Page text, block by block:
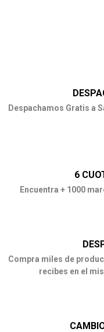
Despachamos Gratis a
6
Encuentra + 1000
Compra miles de
recibes en el